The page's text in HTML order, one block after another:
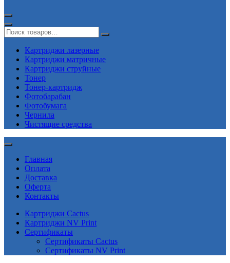
Картриджи лазерные
Картриджи матричные
Картриджи струйные
Тонер
Тонер-картридж
Фотобарабан
Фотобумага
Чернила
Чистящие средства
Главная
Оплата
Доставка
Оферта
Контакты
Картриджи Cactus
Картриджи NV Print
Сертификаты
Сертификаты Cactus
Сертификаты NV Print